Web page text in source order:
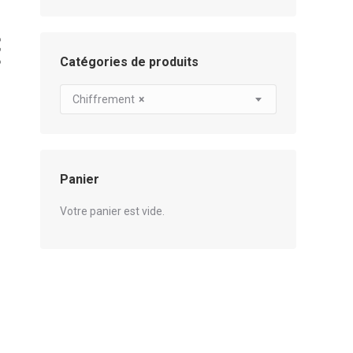
Catégories de produits
×
Chiffrement
Panier
Votre panier est vide.